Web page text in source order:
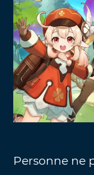
Personne ne